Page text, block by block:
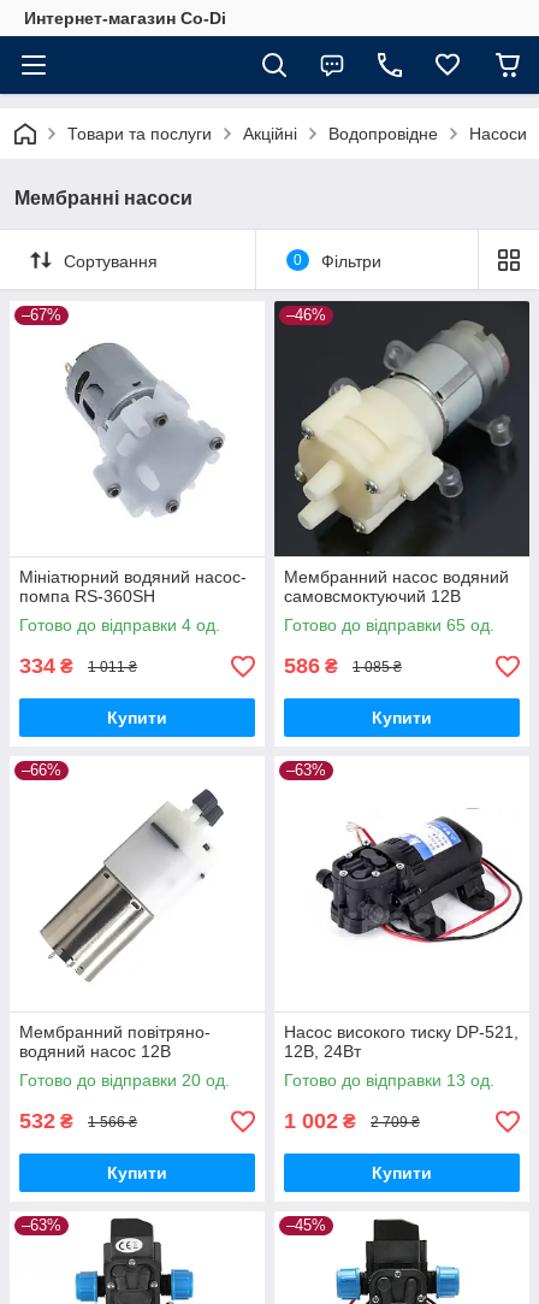
Интернет-магазин Co-Di
Товари та послуги Акційні Водопровідне Насоси
Мембранні насоси
Сортування 0 Фільтри
–67%
Мініатюрний водяний насос-
помпа RS-360SH
Готово до відправки 4 од.
334 ₴ 1 011 ₴
Купити
–46%
Мембранний насос водяний
самовсмоктуючий 12В
Готово до відправки 65 од.
586 ₴ 1 085 ₴
Купити
–66%
Мембранний повітряно-
водяний насос 12В
Готово до відправки 20 од.
532 ₴ 1 566 ₴
Купити
–63%
Насос високого тиску DP-521,
12В, 24Вт
Готово до відправки 13 од.
1 002 ₴ 2 709 ₴
Купити
–63% –45%